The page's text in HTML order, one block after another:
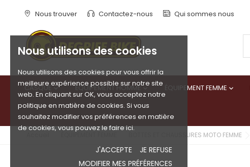
Nous utilisons des cookies
Nous utilisons des cookies pour vous offrir la
meilleure expérience possible sur notre site
web. En cliquant sur OK, vous acceptez notre
politique en matière de cookies. Si vous
souhaitez modifier vos préférences en matière
de cookies, vous pouvez le faire ici.
J'ACCEPTE
JE REFUSE
MODIFIER MES PRÉFÉRENCES
Nous trouver Contactez-nous Qui sommes nous
CASQUE  ÉQUIPEMENT HOMME ÉQUIPEMENT FEMME 
BOTTES ET CHAUSSURES MOTO FEMME